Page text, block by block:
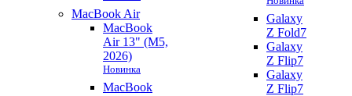
MacBook Air
MacBook
Air 13" (M5,
2026)
Новинка
MacBook
Galaxy
Z Fold7
Galaxy
Z Flip7
Galaxy
Z Flip7